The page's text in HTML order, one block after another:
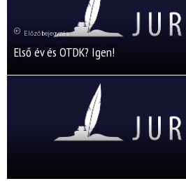
Előző bejegyzés
Első év és OTDK? Igen!